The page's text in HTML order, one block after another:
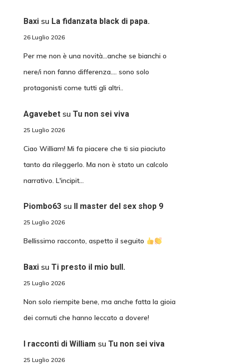
Baxisu La fidanzata black di papa.
26 Luglio 2026
Per me non è una novità...anche se bianchi o
nere/i non fanno differenza.... sono solo
protagonisti come tutti gli altri..
Agavebetsu Tu non sei viva
25 Luglio 2026
Ciao William! Mi fa piacere che ti sia piaciuto
tanto da rileggerlo. Ma non è stato un calcolo
narrativo. L'incipit…
Piombo63su Il master del sex shop 9
25 Luglio 2026
Bellissimo racconto, aspetto il seguito
Baxisu Ti presto il mio bull.
25 Luglio 2026
Non solo riempite bene, ma anche fatta la gioia
dei cornuti che hanno leccato a dovere!
I racconti di William su Tu non sei viva
25 Luglio 2026